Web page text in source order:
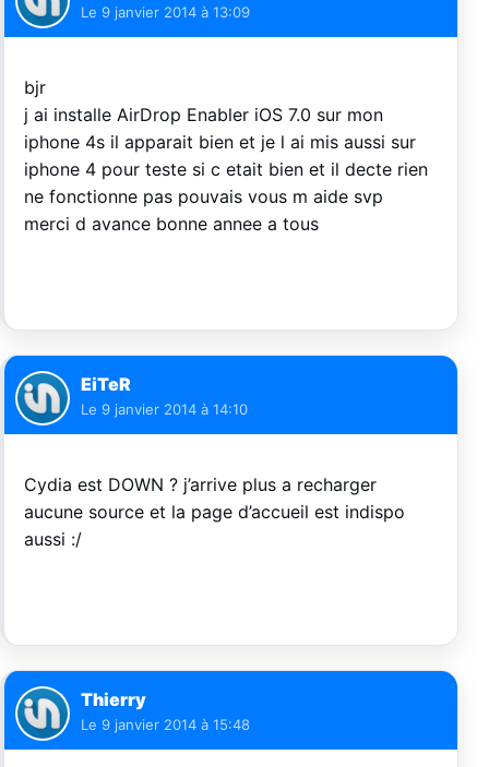
Le 9 janvier 2014 à 13:09
bjr
j ai installe AirDrop Enabler iOS 7.0 sur mon
iphone 4s il apparait bien et je l ai mis aussi sur
iphone 4 pour teste si c etait bien et il decte rien
ne fonctionne pas pouvais vous m aide svp
merci d avance bonne annee a tous
EiTeR
Le 9 janvier 2014 à 14:10
Cydia est DOWN ? j’arrive plus a recharger
aucune source et la page d’accueil est indispo
aussi :/
Thierry
Le 9 janvier 2014 à 15:48